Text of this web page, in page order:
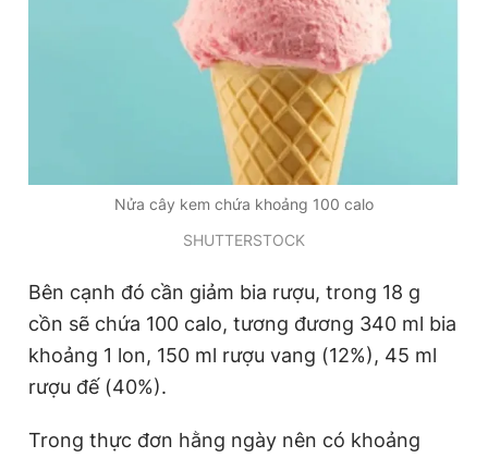
Nửa cây kem chứa khoảng 100 calo
SHUTTERSTOCK
Bên cạnh đó cần giảm bia rượu, trong 18 g
cồn sẽ chứa 100 calo, tương đương 340 ml bia
khoảng 1 lon, 150 ml rượu vang (12%), 45 ml
rượu đế (40%).
Trong thực đơn hằng ngày nên có khoảng